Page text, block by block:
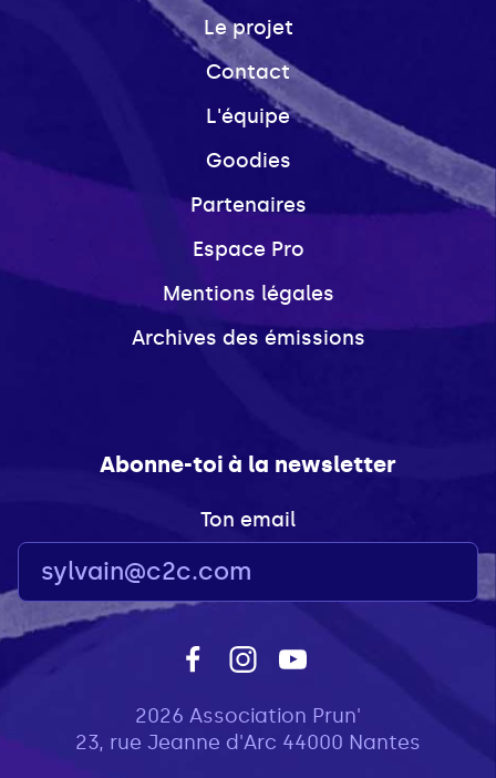
Le projet
Contact
L'équipe
Goodies
Partenaires
Espace Pro
Mentions légales
Archives des émissions
Abonne-toi à la newsletter
Ton email
2026 Association Prun'
23, rue Jeanne d'Arc 44000 Nantes